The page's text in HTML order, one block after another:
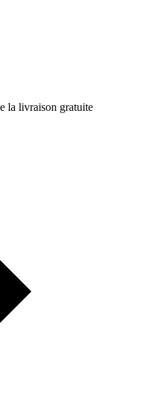
la livraison gratuite